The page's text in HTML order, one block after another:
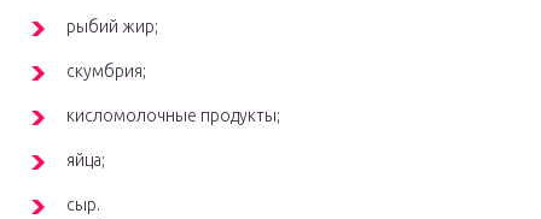
рыбий жир;
скумбрия;
кисломолочные продукты;
яйца;
сыр.